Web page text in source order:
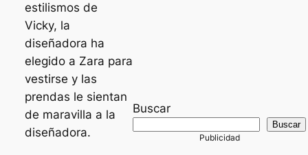
estilismos de
Vicky, la
diseñadora ha
elegido a Zara para
vestirse y las
prendas le sientan
de maravilla a la
diseñadora.
Buscar
Buscar